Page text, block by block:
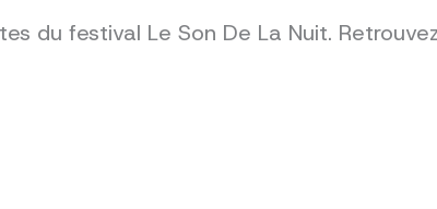
du festival Le Son De La Nuit.